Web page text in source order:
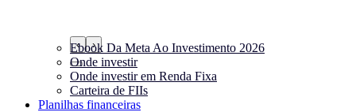
‹ ›
Ebook Da Meta Ao Investimento 2026
Onde investir
Onde investir em Renda Fixa
Carteira de FIIs
Planilhas financeiras